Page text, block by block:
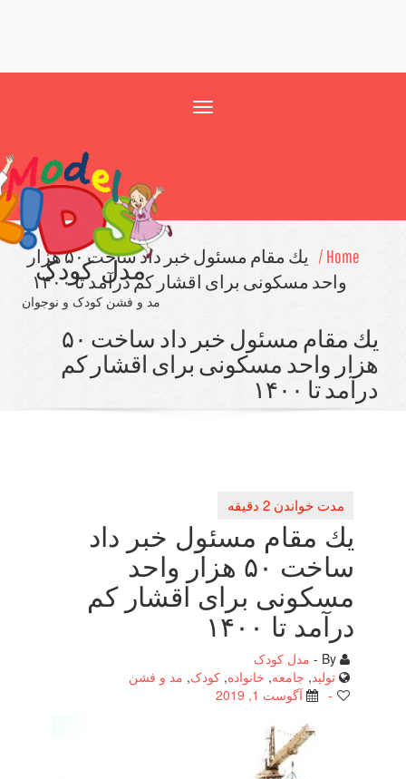
مدل کودک
مد و فشن کودک و نوجوان
یك مقام مسئول خبر داد ساخت ۵۰ هزار
واحد مسكونی برای اقشار كم درآمد تا ۱۴۰۰
یك مقام مسئول خبر داد ساخت ۵۰
واحد مسكونی برای اقشار كم
تا ۱۴۰۰
یك مقام مسئول خبر داد
ساخت ۵۰ هزار واحد
مسكونی برای اقشار كم
درآمد تا ۱۴۰۰
مدل کودک
جامعه,خانواده, کودک,مد و فشن
آگوست 1, 2019